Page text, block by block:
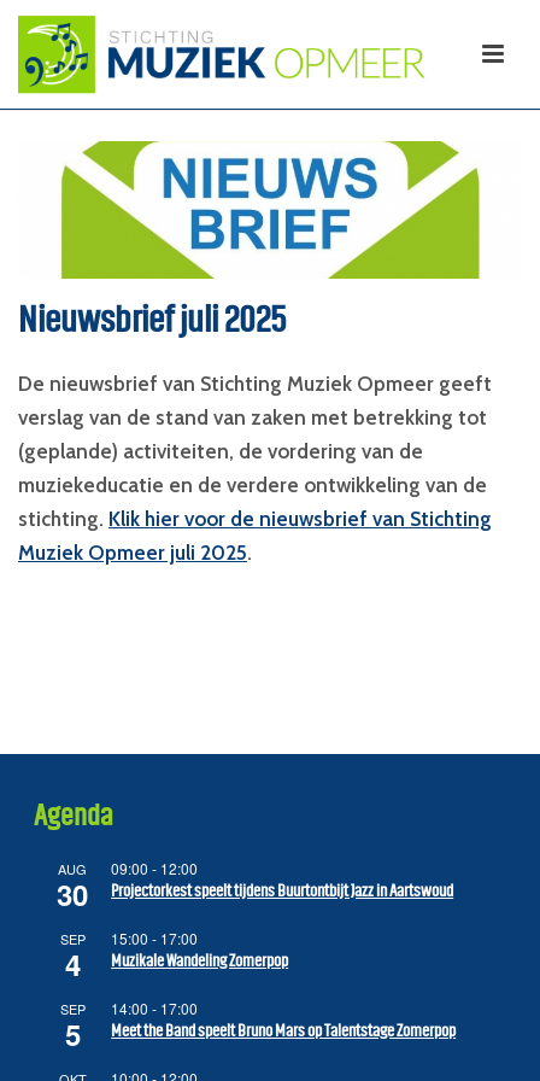
Nieuwsbrief juli 2025
De nieuwsbrief van Stichting Muziek Opmeer geeft
verslag van de stand van zaken met betrekking tot
(geplande) activiteiten, de vordering van de
muziekeducatie en de verdere ontwikkeling van de
stichting. Klik hier voor de nieuwsbrief van Stichting
Muziek Opmeer juli 2025.
Agenda
AUG
30
09:00 - 12:00
Projectorkest speelt tijdens Buurtontbijt Jazz in Aartswoud
SEP
4
15:00 - 17:00
Muzikale Wandeling Zomerpop
SEP
5
14:00 - 17:00
Meet the Band speelt Bruno Mars op Talentstage Zomerpop